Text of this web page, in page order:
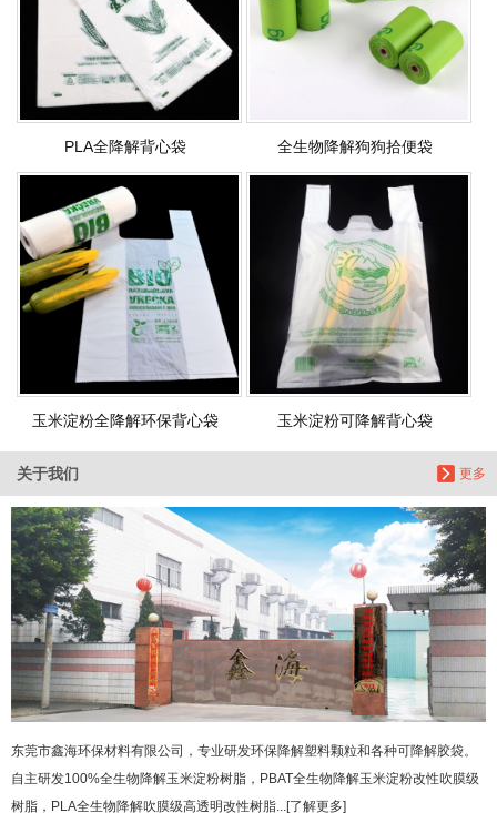
PLA全降解背心袋 全生物降解狗狗拾便袋
玉米淀粉全降解环保背心袋 玉米淀粉可降解背心袋
更多
关于我们
东莞市鑫海环保材料有限公司，专业研发环保降解塑料颗粒和各种可降解胶袋。
自主研发100%全生物降解玉米淀粉树脂，PBAT全生物降解玉米淀粉改性吹膜级
树脂，PLA全生物降解吹膜级高透明改性树脂...[了解更多]